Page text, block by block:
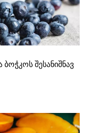
შესანიშნავ